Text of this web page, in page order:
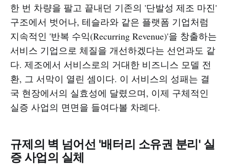
한 번 차량을 팔고 끝내던 기존의 '단발성 제조 마진'
구조에서 벗어나, 테슬라와 같은 플랫폼 기업처럼
지속적인 '반복 수익(Recurring Revenue)'을 창출하는
서비스 기업으로 체질을 개선하겠다는 선언과도 같
다. 제조에서 서비스로의 거대한 비즈니스 모델 전
환, 그 서막이 열린 셈이다. 이 서비스의 성패는 결
국 현장에서의 실효성에 달렸으며, 이제 구체적인
실증 사업의 면면을 들여다볼 차례다.
규제의 벽 넘어선 '배터리 소유권 분리' 실
증 사업의 실체